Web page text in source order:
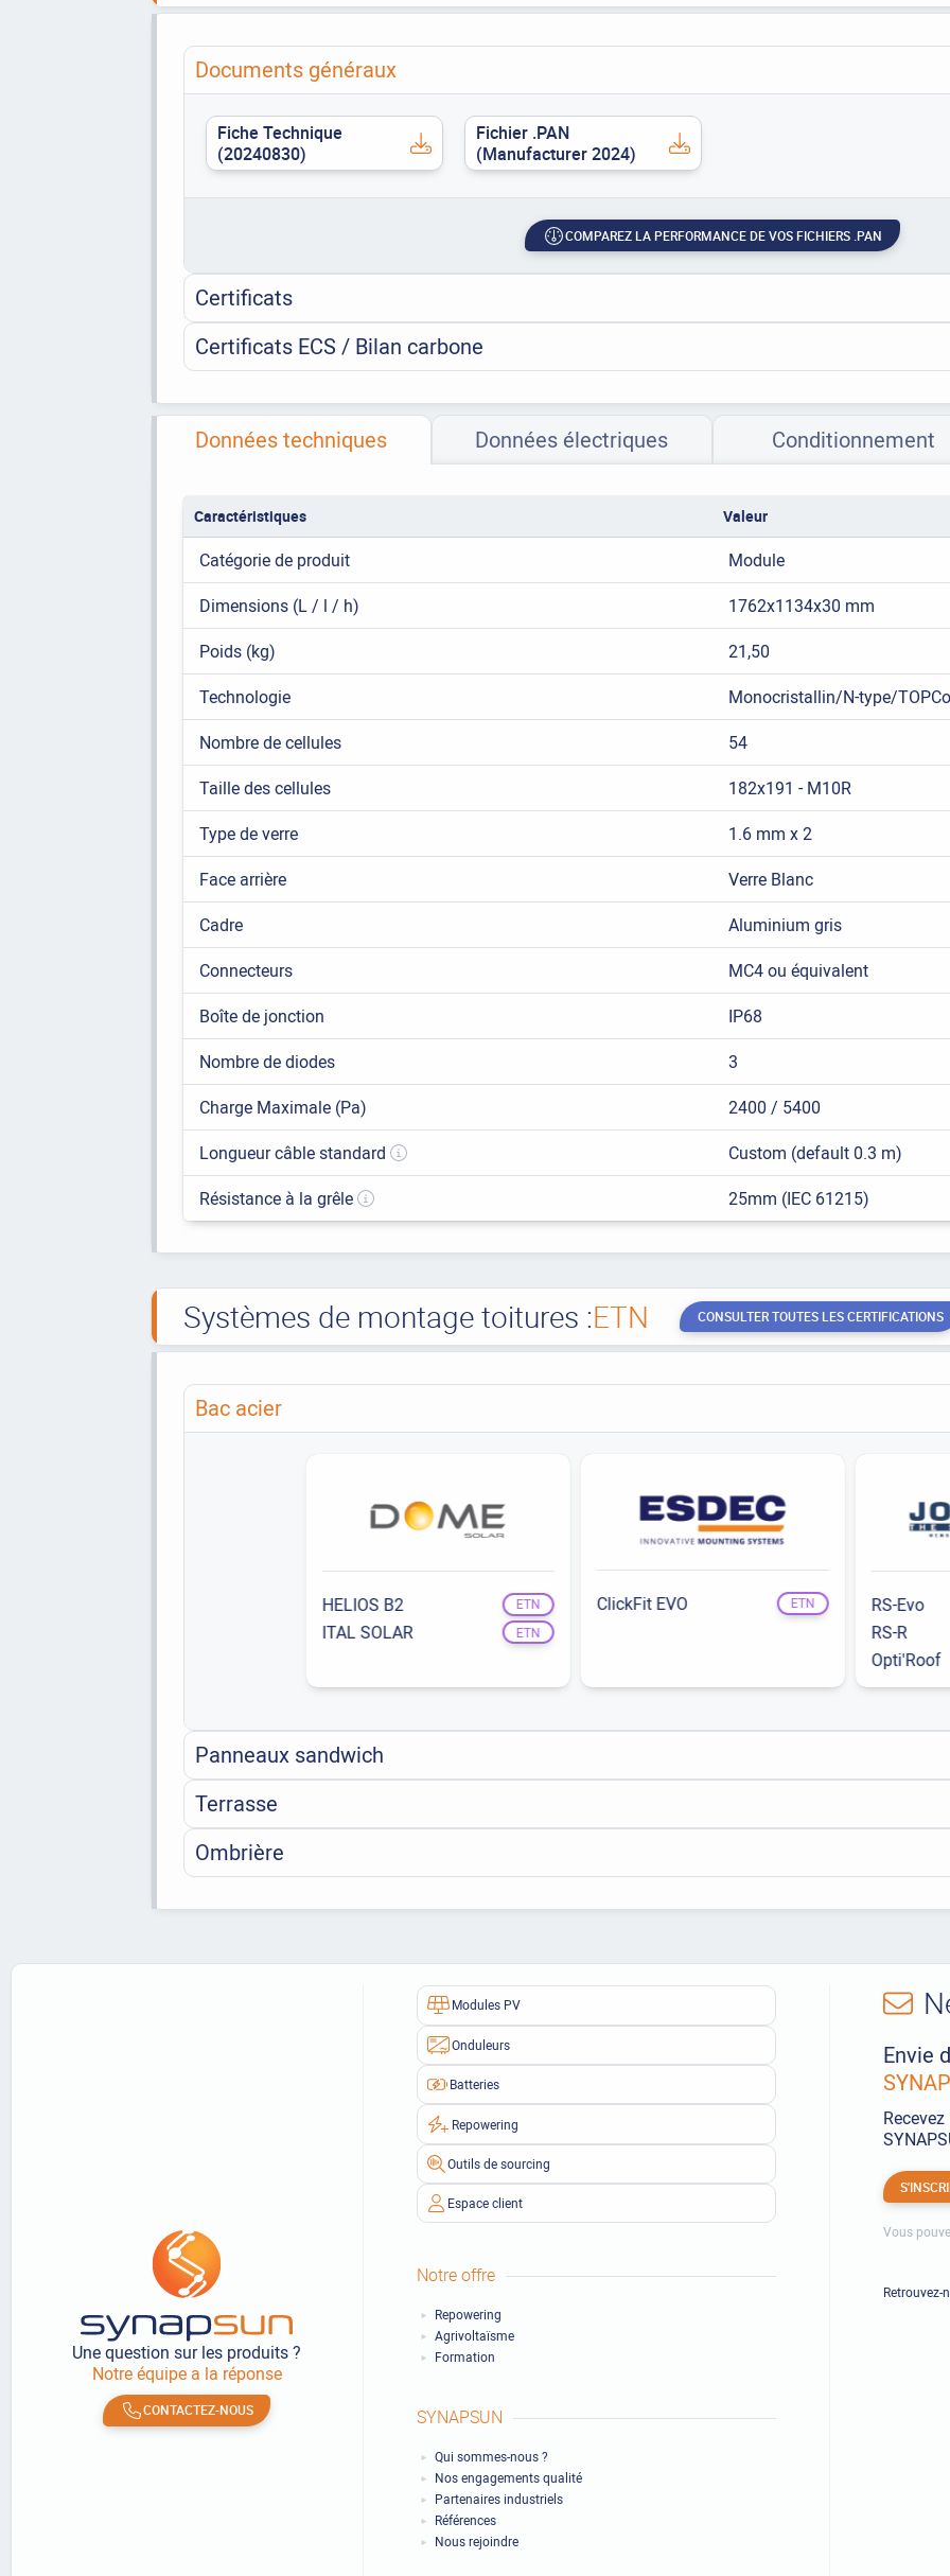
Documents généraux
Fiche Technique
(20240830)
Fichier .PAN
(Manufacturer 2024)
COMPAREZ LA PERFORMANCE DE VOS FICHIERS .PAN
Certificats
Certificats ECS / Bilan carbone
Données techniques Données électriques Conditionnement
Caractéristiques Valeur
Catégorie de produit
Module
Dimensions (L / l / h)
1762x1134x30 mm
Poids (kg)
21,50
Technologie
Monocristallin/N-type/
Nombre de cellules
54
Taille des cellules
182x191 - M10R
Type de verre
1.6 mm x 2
Face arrière
Verre Blanc
Cadre
Aluminium gris
Connecteurs
MC4 ou équivalent
Boîte de jonction
IP68
Nombre de diodes
3
Charge Maximale (Pa)
2400 / 5400
Longueur câble standard
Custom (default 0.3 m)
Résistance à la grêle
25mm (IEC 61215)
Systèmes de montage toitures :ETN CONSULTER TOUTES LES CERTIFICATIONS
Bac acier
HELIOS B2 ETN
ITAL SOLAR ETN
ClickFit EVO ETN
RS-Evo
RS-R
Opti'Roof
Panneaux sandwich
Terrasse
Ombrière
Une question sur les produits ?
Notre équipe a la réponse
CONTACTEZ-NOUS
Modules PV
Onduleurs
Batteries
Repowering
Outils de sourcing
Espace client
Notre offre
Repowering
Agrivoltaïsme
Formation
SYNAPSUN
Qui sommes-nous ?
Nos engagements qualité
Partenaires industriels
Références
Nous rejoindre
Envie
Vous
Retrouvez-